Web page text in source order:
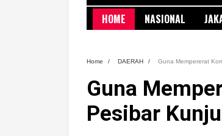
HOME NASIONAL
Home / DAERAH / Guna Mempererat
Guna
Pesibar